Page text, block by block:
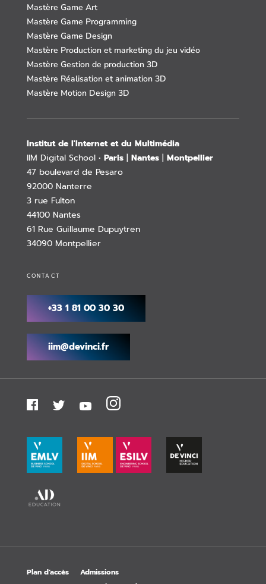
Mastère Game Art
Mastère Game Programming
Mastère Game Design
Mastère Production et marketing du jeu vidéo
Mastère Gestion de production 3D
Mastère Réalisation et animation 3D
Mastère Motion Design 3D
Institut de l'Internet et du Multimédia
IIM Digital School • Paris | Nantes | Montpellier
47 boulevard de Pesaro
92000 Nanterre
3 rue Fulton
44100 Nantes
61 Rue Guillaume Dupuytren
34090 Montpellier
CONTACT
+33 1 81 00 30 30
iim@devinci.fr
Plan d’accès
Admissions